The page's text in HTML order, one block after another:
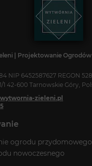
| Projektowanie Ogrodów
NIP 6452587627 REGON
1 42-600 Tarnowskie Góry,
zieleni.pl
ogrodu przydomowego
nowoczesnego